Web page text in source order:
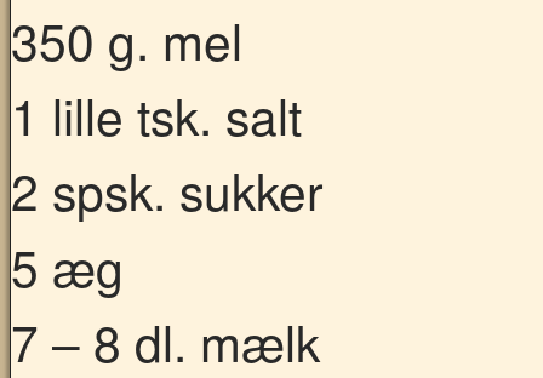
350 g. mel
1 lille tsk. salt
2 spsk. sukker
5 æg
7 – 8 dl. mælk